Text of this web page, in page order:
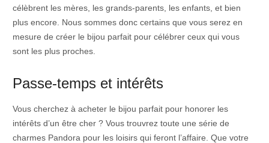
célèbrent les mères, les grands-parents, les enfants, et bien
plus encore. Nous sommes donc certains que vous serez en
mesure de créer le bijou parfait pour célébrer ceux qui vous
sont les plus proches.
Passe-temps et intérêts
Vous cherchez à acheter le bijou parfait pour honorer les
intérêts d’un être cher ? Vous trouvrez toute une série de
charmes Pandora pour les loisirs qui feront l’affaire. Que votre